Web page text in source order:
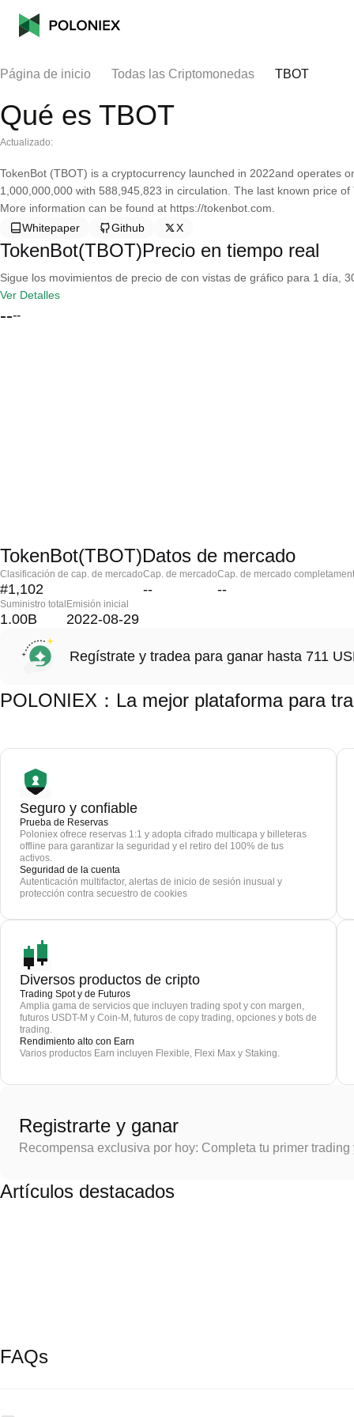
Página de inicio Todas las Criptomonedas TBOT
Qué es TBOT
Actualizado:
TokenBot (TBOT) is a cryptocurrency launched in 2022and operates
1,000,000,000 with 588,945,823 in circulation. The last known price
More information can be found at https://tokenbot.com.
Whitepaper
Github X
TokenBot(TBOT)Precio en tiempo real
Sigue los movimientos de precio de con vistas de gráfico para 1 día,
Ver Detalles
----
TokenBot(TBOT)Datos de mercado
Clasificación de cap. de mercado
#1,102
Cap. de mercado
--
Cap. de mercado
--
Suministro total
1.00B
Emisión inicial
2022-08-29
Regístrate y tradea para ganar hasta 711
POLONIEX：La mejor plataforma para
Seguro y confiable
Prueba de Reservas
Poloniex ofrece reservas 1:1 y adopta cifrado multicapa y billeteras
offline para garantizar la seguridad y el retiro del 100% de tus
activos.
Seguridad de la cuenta
Autenticación multifactor, alertas de inicio de sesión inusual y
protección contra secuestro de cookies
Diversos productos de cripto
Trading Spot y de Futuros
Amplia gama de servicios que incluyen trading spot y con margen,
futuros USDT-M y Coin-M, futuros de copy trading, opciones y bots de
trading.
Rendimiento alto con Earn
Varios productos Earn incluyen Flexible, Flexi Max y Staking.
Registrarte y ganar
Recompensa exclusiva por hoy: Completa tu primer
Artículos destacados
FAQs